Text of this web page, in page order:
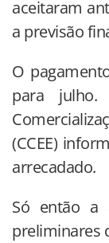
aceitaram
a previsão
O
para
(CCEE)
arrecadado.
Só então a
preliminares